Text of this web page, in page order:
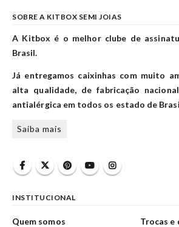
SOBRE A KITBOX SEMI JOIAS
A Kitbox é o melhor clube de
Brasil.
Já entregamos caixinhas com muito
alta qualidade, de fabricação
antialérgica em todos os estado de
Saiba mais
INSTITUCIONAL
Quem somos
Trocas e